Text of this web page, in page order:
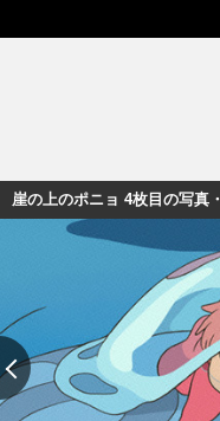
崖の上のポニョ 4枚目の写真